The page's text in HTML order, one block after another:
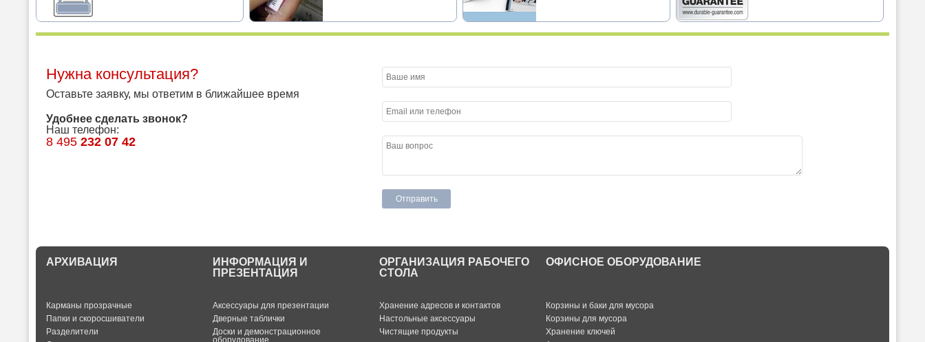
Нужна консультация?
Оставьте заявку, мы ответим в ближайшее время
Удобнее сделать звонок?
Наш телефон:
8 495 232 07 42
АРХИВАЦИЯ
Карманы прозрачные
Папки и скоросшиватели
Разделители
ИНФОРМАЦИЯ И
ПРЕЗЕНТАЦИЯ
Аксессуары для презентации
Дверные таблички
Доски и демонстрационное
оборудование
ОРГАНИЗАЦИЯ РАБОЧЕГО
СТОЛА
Хранение адресов и контактов
Настольные аксессуары
Чистящие продукты
ОФИСНОЕ ОБОРУДОВАНИЕ
Корзины и баки для мусора
Корзины для мусора
Хранение ключей